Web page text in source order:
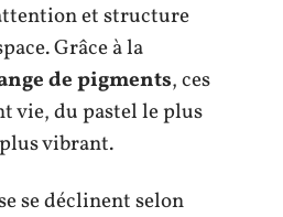
et structure
Grâce à la
de pigments, ces
vie, du pastel le plus
vibrant.
se déclinent selon